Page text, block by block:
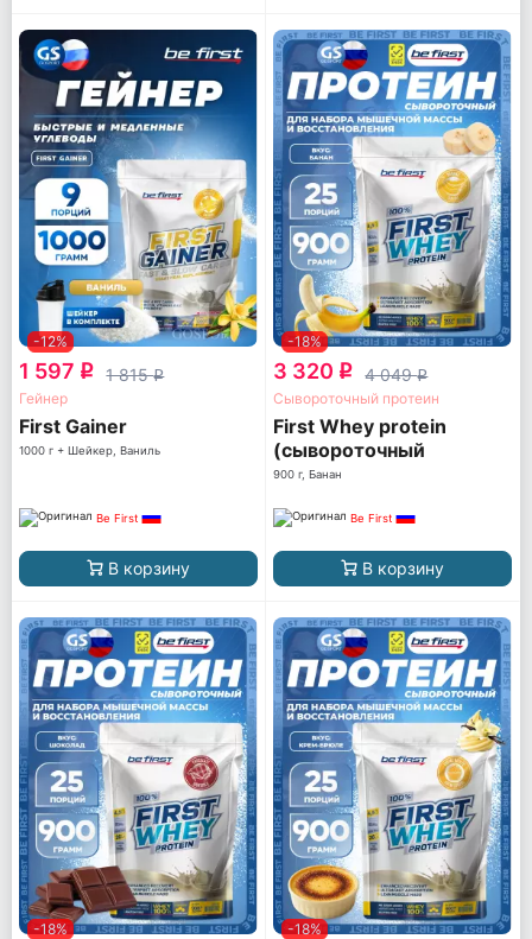
-12%
1 597 q 1 815q
Гейнер
First Gainer
1000 г + Шейкер, Ваниль
Be First
В корзину
-18%
3 320 q 4 049q
Сывороточный протеин
First Whey protein
(сывороточный
протеин)
900 г, Банан
Be First
В корзину
-18% -18%